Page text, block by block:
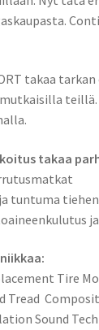
takaa
takaa
tuntuma tiehen
Tire
Tread
Sound